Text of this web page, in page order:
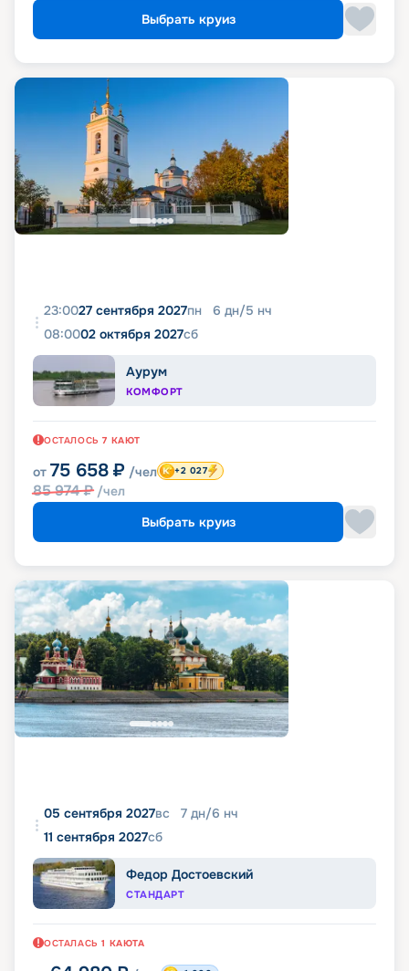
Выбрать круиз
23:0027 сентября 2027пн 6 дн/5 нч
08:0002 октября 2027сб
Аурум
КОМФОРТ
ОСТАЛОСЬ 7 КАЮТ
от 75 658 ₽ /чел
85 974₽ /чел
+2 027
Выбрать круиз
05 сентября 2027вс 7 дн/6 нч
11 сентября 2027сб
Федор Достоевский
СТАНДАРТ
ОСТАЛАСЬ 1 КАЮТА